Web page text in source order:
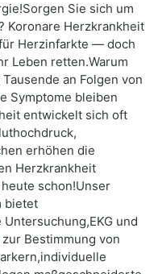
Sie sich um
Koronare Herzkrankheit
Herzinfarkte — doch
Leben retten.Warum
an Folgen von
Symptome bleiben
entwickelt sich oft
erhöhen die
Herzkrankheit
schon!Unser
bietet
und
Bestimmung von